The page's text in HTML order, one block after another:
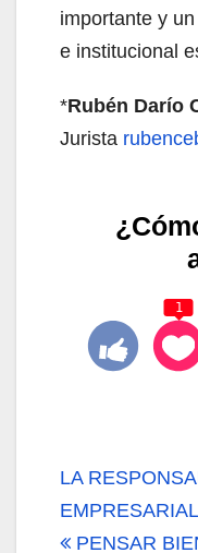
importante y
e institucional
*Rubén Darío
Jurista
1
de
LA
PENSAR